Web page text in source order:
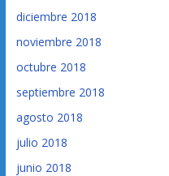
diciembre 2018
noviembre 2018
octubre 2018
septiembre 2018
agosto 2018
julio 2018
junio 2018